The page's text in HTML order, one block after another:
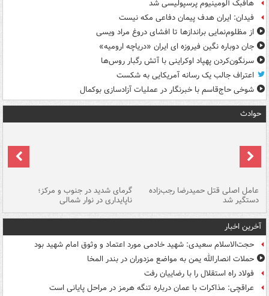
هافبک آلومینیوم پرسپولیسی شد
فیدان: ایران هدف پیمان دفاعی مکه نیست
از مظلوم‌نمایی براندازها تا افشای دروغ مراد ویسی
جان دوباره نگین فیروزه ای ایران «دریاچه ارومیه»
سرنگون‌کردن پهپاد اوکراینی با آتش رگبار روس‌ها
اعتراف جالب یک رسانه آمریکایی به شکست
شوخی حاج‌قاسم با خبرنگار در عملیات آزادسازی بوکمال
حوادث
عامل اصلی قتل حمیدرضا رجب‌زاده
دستگیر شد
گرمای شدید در جنوب و مرکز؛
ناپایداری در نوار شمالی
آخرین اخبار
حجت‌الاسلام سعیدی: شهید خادمی مورد اعتماد و وثوق امام شهید بود
حملات انصارالله یمن به مواضع مزدوران در بندر المخا
فولاد راه استقلال را با رضاییان رفت
عراقچی: مذاکرات با عمان درباره تنگه هرمز در مراحل پایانی است